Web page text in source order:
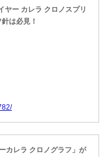
ヤー カレラ クロノスプリ
は必見！
カレラ クロノグラフ」が